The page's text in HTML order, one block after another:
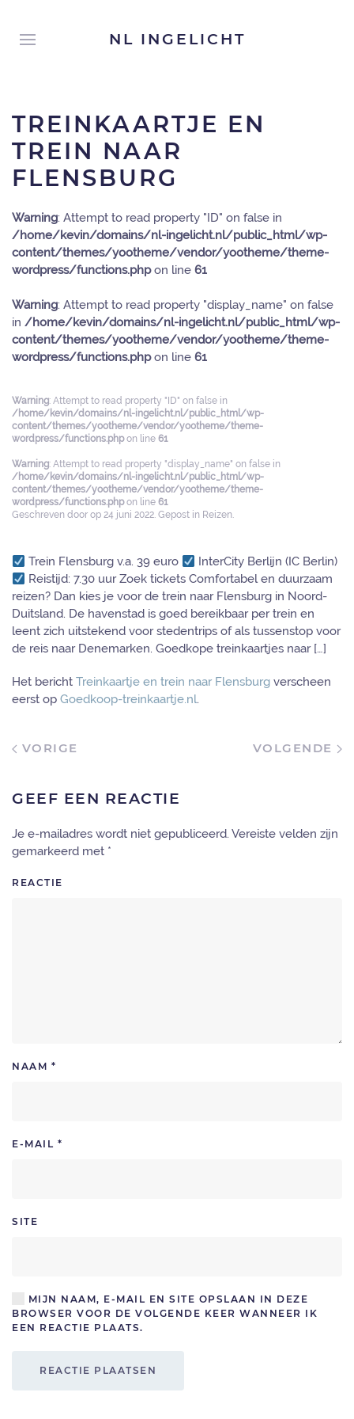
NL INGELICHT
TREINKAARTJE EN
TREIN NAAR
FLENSBURG
Warning: Attempt to read property "ID" on false in
/home/kevin/domains/nl-ingelicht.nl/public_html/wp-
content/themes/yootheme/vendor/yootheme/theme-
wordpress/functions.phpon line 61
Warning: Attempt to read property "display_name" on false
in /home/kevin/domains/nl-ingelicht.nl/public_html/wp-
content/themes/yootheme/vendor/yootheme/theme-
wordpress/functions.phpon line 61
Warning: Attempt to read property "ID" on false in
/home/kevin/domains/nl-ingelicht.nl/public_html/wp-
content/themes/yootheme/vendor/yootheme/theme-
wordpress/functions.phpon line 61
Warning: Attempt to read property "display_name" on false in
/home/kevin/domains/nl-ingelicht.nl/public_html/wp-
content/themes/yootheme/vendor/yootheme/theme-
wordpress/functions.phpon line 61
Geschreven door op 24 juni 2022. Gepost in Reizen.
Trein Flensburg v.a. 39 euro
InterCity Berlijn (IC Berlin)
Reistijd: 7.30 uur Zoek tickets Comfortabel en duurzaam
reizen? Dan kies je voor de trein naar Flensburg in Noord-
Duitsland. De havenstad is goed bereikbaar per trein en
leent zich uitstekend voor stedentrips of als tussenstop voor
de reis naar Denemarken. Goedkope treinkaartjes naar […]
Het bericht Treinkaartje en trein naar Flensburg verscheen
eerst op Goedkoop-treinkaartje.nl.
VORIGE VOLGENDE
GEEF EEN REACTIE
Je e-mailadres wordt niet gepubliceerd. Vereiste velden zijn
gemarkeerd met *
REACTIE
NAAM *
E-MAIL *
SITE
MIJN NAAM, E-MAIL EN SITE OPSLAAN IN DEZE
BROWSER VOOR DE VOLGENDE KEER WANNEER IK
EEN REACTIE PLAATS.
REACTIE PLAATSEN